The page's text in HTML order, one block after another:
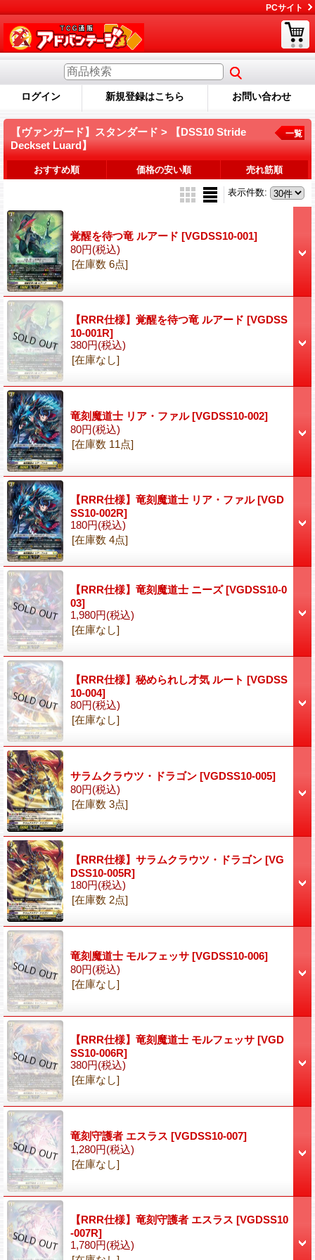
PCサイト
ログイン 新規登録はこちら お問い合わせ
【ヴァンガード】スタンダード > 【DSS10 Stride
Deckset Luard】
一覧
おすすめ順 価格の安い順 売れ筋順
表示件数:
覚醒を待つ竜 ルアード [VGDSS10-001]
80円(税込)
[在庫数 6点]
【RRR仕様】覚醒を待つ竜 ルアード [VGDSS
10-001R]
380円(税込)
[在庫なし]
竜刻魔道士 リア・ファル[VGDSS10-002]
80円(税込)
[在庫数 11点]
【RRR仕様】竜刻魔道士 リア・ファル[VGD
SS10-002R]
180円(税込)
[在庫数 4点]
【RRR仕様】竜刻魔道士 ニーズ[VGDSS10-0
03]
1,980円(税込)
[在庫なし]
【RRR仕様】秘められし才気 ルート [VGDSS
10-004]
80円(税込)
[在庫なし]
サラムクラウツ・ドラゴン [VGDSS10-005]
80円(税込)
[在庫数 3点]
【RRR仕様】サラムクラウツ・ドラゴン [VG
DSS10-005R]
180円(税込)
[在庫数 2点]
竜刻魔道士 モルフェッサ [VGDSS10-006]
80円(税込)
[在庫なし]
【RRR仕様】竜刻魔道士 モルフェッサ [VGD
SS10-006R]
380円(税込)
[在庫なし]
竜刻守護者 エスラス [VGDSS10-007]
1,280円(税込)
[在庫なし]
【RRR仕様】竜刻守護者 エスラス [VGDSS10
-007R]
1,780円(税込)